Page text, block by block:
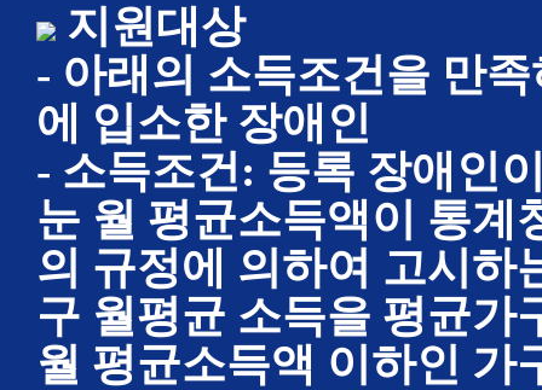
지원대상
- 아래의 소득조건을 만
에 입소한 장애인
- 소득조건: 등록 장애인
눈 월 평균소득액이 통계
의 규정에 의하여 고시하
구 월평균 소득을 평균가
월 평균소득액 이하인 가